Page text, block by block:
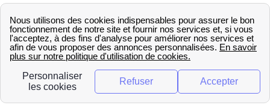
Services eau Toulon
Services eau Strasbourg
Nos outils
🛁 Simulateur consommation eau
💧 Comparer les fournisseurs
d’eau